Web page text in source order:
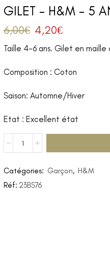
GILET – H&M – 5
6,00€ 4,20€
Taille 4-6 ans. Gilet en
Composition : Coton
Saison: Automne/Hiver
Etat : Excellent état
Catégories: Garçon, H&M
Réf: 23BS76